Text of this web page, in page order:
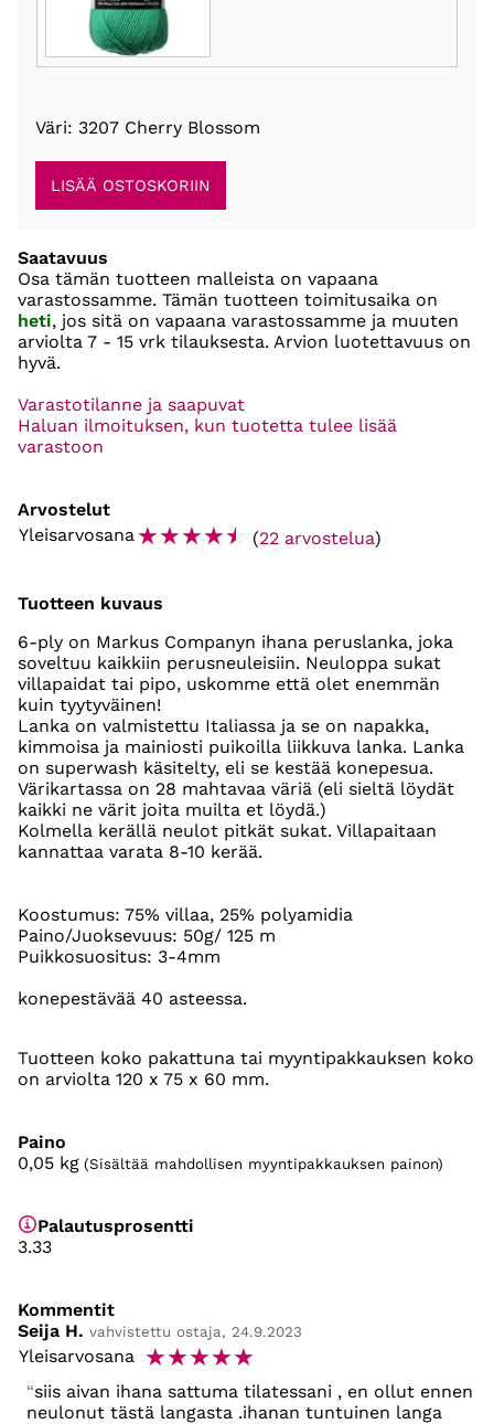
Väri: 3207 Cherry Blossom
Saatavuus
Osa tämän tuotteen malleista on vapaana
varastossamme. Tämän tuotteen toimitusaika on
heti, jos sitä on vapaana varastossamme ja muuten
arviolta 7 - 15 vrk tilauksesta. Arvion luotettavuus on
hyvä.
Varastotilanne ja saapuvat
Haluan ilmoituksen, kun tuotetta tulee lisää
varastoon
Arvostelut
Yleisarvosana☆☆☆☆☆ (22 arvostelua)
Tuotteen kuvaus
6-ply on Markus Companyn ihana peruslanka, joka
soveltuu kaikkiin perusneuleisiin. Neuloppa sukat
villapaidat tai pipo, uskomme että olet enemmän
kuin tyytyväinen!
Lanka on valmistettu Italiassa ja se on napakka,
kimmoisa ja mainiosti puikoilla liikkuva lanka. Lanka
on superwash käsitelty, eli se kestää konepesua.
Värikartassa on 28 mahtavaa väriä (eli sieltä löydät
kaikki ne värit joita muilta et löydä.)
Kolmella kerällä neulot pitkät sukat. Villapaitaan
kannattaa varata 8-10 kerää.
Koostumus: 75% villaa, 25% polyamidia
Paino/Juoksevuus: 50g/ 125 m
Puikkosuositus: 3-4mm
konepestävää 40 asteessa.
Tuotteen koko pakattuna tai myyntipakkauksen koko
on arviolta 120 x 75 x 60 mm.
Paino
0,05 kg (Sisältää mahdollisen myyntipakkauksen painon)
Palautusprosentti
3.33
Kommentit
Seija H. vahvistettu ostaja, 24.9.2023
Yleisarvosana ☆☆☆☆☆
siis aivan ihana sattuma tilatessani , en ollut ennen
neulonut tästä langasta .ihanan tuntuinen langa